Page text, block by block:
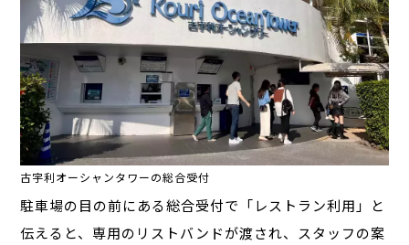
古宇利オーシャンタワーの総合受付
駐車場の目の前にある総合受付で「レストラン利用」と
伝えると、専用のリストバンドが渡され、スタッフの案